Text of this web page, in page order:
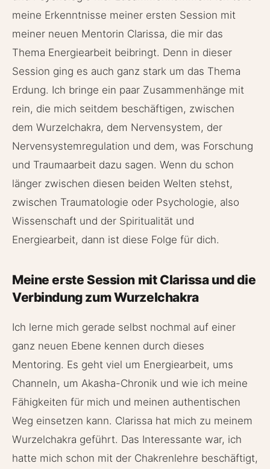
meine Erkenntnisse meiner ersten Session mit
meiner neuen Mentorin Clarissa, die mir das
Thema Energiearbeit beibringt. Denn in dieser
Session ging es auch ganz stark um das Thema
Erdung. Ich bringe ein paar Zusammenhänge mit
rein, die mich seitdem beschäftigen, zwischen
dem Wurzelchakra, dem Nervensystem, der
Nervensystemregulation und dem, was Forschung
und Traumaarbeit dazu sagen. Wenn du schon
länger zwischen diesen beiden Welten stehst,
zwischen Traumatologie oder Psychologie, also
Wissenschaft und der Spiritualität und
Energiearbeit, dann ist diese Folge für dich.
Meine erste Session mit Clarissa und die
Verbindung zum Wurzelchakra
Ich lerne mich gerade selbst nochmal auf einer
ganz neuen Ebene kennen durch dieses
Mentoring. Es geht viel um Energiearbeit, ums
Channeln, um Akasha-Chronik und wie ich meine
Fähigkeiten für mich und meinen authentischen
Weg einsetzen kann. Clarissa hat mich zu meinem
Wurzelchakra geführt. Das Interessante war, ich
hatte mich schon mit der Chakrenlehre beschäftigt,